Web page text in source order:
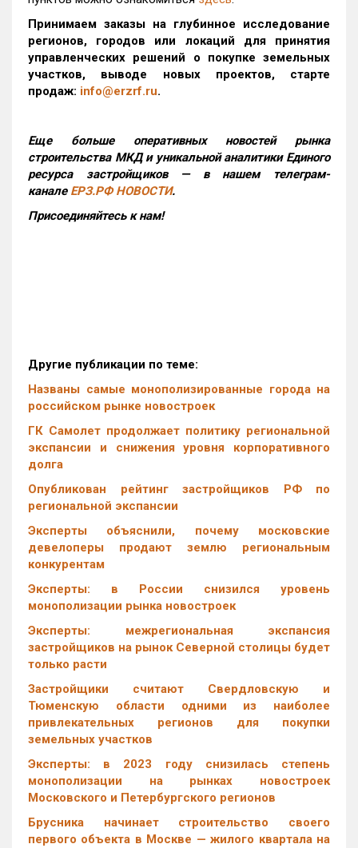
Принимаем заказы на глубинное исследование
регионов, городов или локаций для принятия
управленческих решений о покупке земельных
участков, выводе новых проектов, старте
продаж: info@erzrf.ru.
Еще больше оперативных новостей рынка
строительства МКД и уникальной аналитики Единого
ресурса застройщиков — в нашем телеграм-
канале ЕРЗ.РФ НОВОСТИ.
Присоединяйтесь к нам!
Другие публикации по теме:
Названы самые монополизированные города на
российском рынке новостроек
ГК Самолет продолжает политику региональной
экспансии и снижения уровня корпоративного
долга
Опубликован рейтинг застройщиков РФ по
региональной экспансии
Эксперты объяснили, почему московские
девелоперы продают землю региональным
конкурентам
Эксперты: в России снизился уровень
монополизации рынка новостроек
Эксперты: межрегиональная экспансия
застройщиков на рынок Северной столицы будет
только расти
Застройщики считают Свердловскую и
Тюменскую области одними из наиболее
привлекательных регионов для покупки
земельных участков
Эксперты: в 2023 году снизилась степень
монополизации на рынках новостроек
Московского и Петербургского регионов
Брусника начинает строительство своего
первого объекта в Москве — жилого квартала на